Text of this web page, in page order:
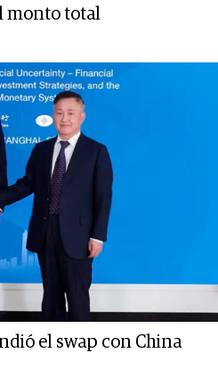
monto total
el swap con China